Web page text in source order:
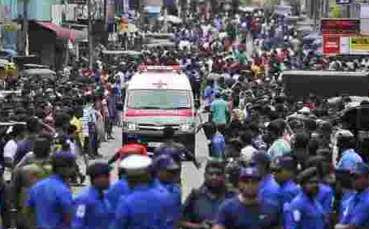
所有你需要了解关于印度南